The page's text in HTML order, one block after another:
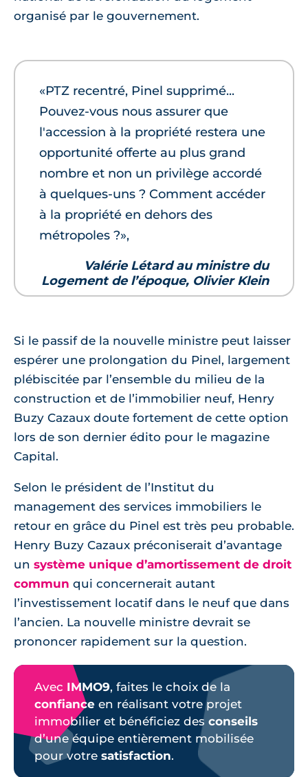
organisé par le gouvernement.
«PTZ recentré, Pinel supprimé...
Pouvez-vous nous assurer que
l'accession à la propriété restera une
opportunité offerte au plus grand
nombre et non un privilège accordé
à quelques-uns ? Comment accéder
à la propriété en dehors des
métropoles ?»,
Valérie Létard au ministre du
Logement de l’époque, Olivier Klein
Si le passif de la nouvelle ministre peut laisser
espérer une prolongation du Pinel, largement
plébiscitée par l’ensemble du milieu de la
construction et de l’immobilier neuf, Henry
Buzy Cazaux doute fortement de cette option
lors de son dernier édito pour le magazine
Capital.
Selon le président de l’Institut du
management des services immobiliers le
retour en grâce du Pinel est très peu probable.
Henry Buzy Cazaux préconiserait d’avantage
un système unique d’amortissement de droit
commun qui concernerait autant
l’investissement locatif dans le neuf que dans
l’ancien. La nouvelle ministre devrait se
prononcer rapidement sur la question.
Avec IMMO9, faites le choix de la
confiance en réalisant votre projet
immobilier et bénéficiez des conseils
d’une équipe entièrement mobilisée
pour votre satisfaction.